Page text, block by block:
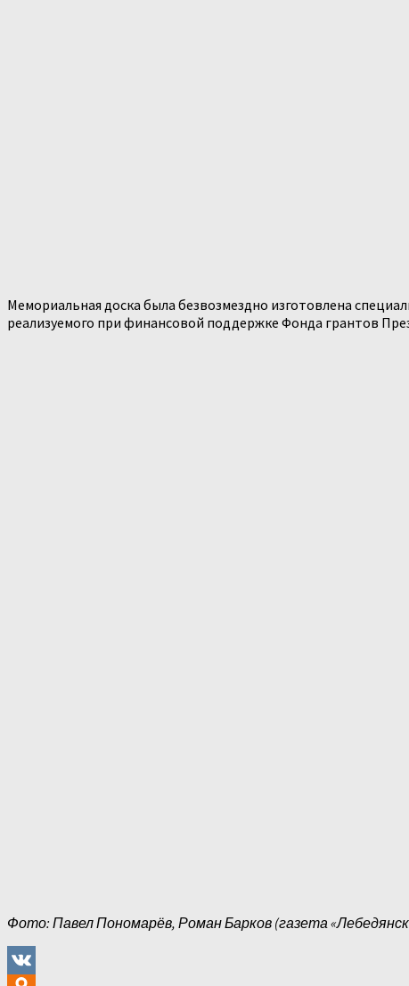
Мемориальная доска была безвозмездно изготовлена
реализуемого при финансовой поддержке Фонда грантов
Фото: Павел Пономарёв, Роман Барков (газета